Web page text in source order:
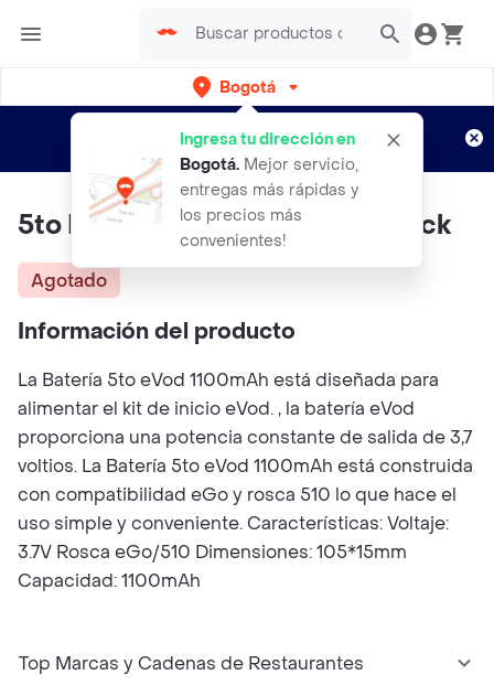
Bogotá
Ingresa tu dirección en
Bogotá. Mejor servicio,
entregas más rápidas y
los precios más
convenientes!
envíos gratis por semanas
Aplican TyC
5to Evod 1100mah Batería - Black
Agotado
Información del producto
La Batería 5to eVod 1100mAh está diseñada para
alimentar el kit de inicio eVod. , la batería eVod
proporciona una potencia constante de salida de 3,7
voltios. La Batería 5to eVod 1100mAh está construida
con compatibilidad eGo y rosca 510 lo que hace el
uso simple y conveniente. Características: Voltaje:
3.7V Rosca eGo/510 Dimensiones: 105*15mm
Capacidad: 1100mAh
Top Marcas y Cadenas de Restaurantes